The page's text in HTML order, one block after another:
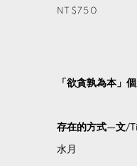
NT$750
「欲貪孰為本」
存在的方式—文/
水月